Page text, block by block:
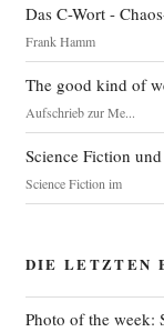
Das C-Wort -
Frank Hamm
The good kind of
Aufschrieb zur Me...
Science Fiction
Science Fiction im
DIE LETZTEN
Photo of the week: